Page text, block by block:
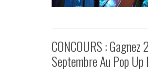
CONCOURS :
Septembre Au Pop Up